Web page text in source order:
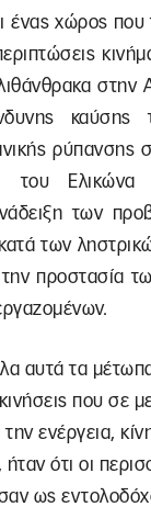
ένας χώρος
στην
του Ελικώνα
των
των
προστασία
αυτά τα
που σε
ενέργεια,
ότι οι
ως